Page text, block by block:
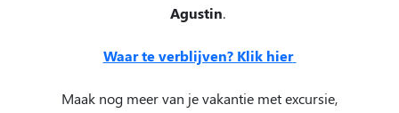
Agustin.
Waar te verblijven? Klik hier
Maak nog meer van je vakantie met excursie,